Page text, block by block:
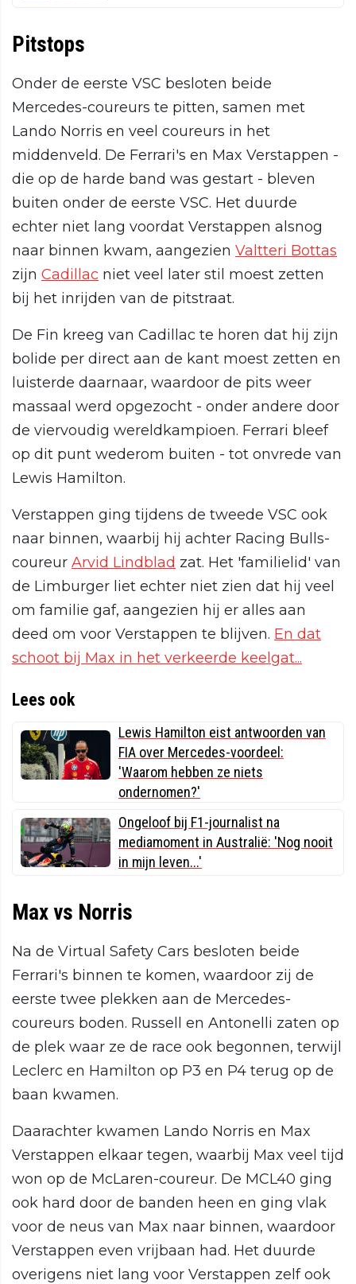
Pitstops
Onder de eerste VSC besloten beide
Mercedes-coureurs te pitten, samen met
Lando Norris en veel coureurs in het
middenveld. De Ferrari's en Max Verstappen -
die op de harde band was gestart - bleven
buiten onder de eerste VSC. Het duurde
echter niet lang voordat Verstappen alsnog
naar binnen kwam, aangezien Valtteri Bottas
zijn Cadillac niet veel later stil moest zetten
bij het inrijden van de pitstraat.
De Fin kreeg van Cadillac te horen dat hij zijn
bolide per direct aan de kant moest zetten en
luisterde daarnaar, waardoor de pits weer
massaal werd opgezocht - onder andere door
de viervoudig wereldkampioen. Ferrari bleef
op dit punt wederom buiten - tot onvrede van
Lewis Hamilton.
Verstappen ging tijdens de tweede VSC ook
naar binnen, waarbij hij achter Racing Bulls-
coureur Arvid Lindblad zat. Het 'familielid' van
de Limburger liet echter niet zien dat hij veel
om familie gaf, aangezien hij er alles aan
deed om voor Verstappen te blijven. En dat
schoot bij Max in het verkeerde keelgat...
Lees ook
Lewis Hamilton eist antwoorden van
FIA over Mercedes-voordeel:
'Waarom hebben ze niets
ondernomen?'
Ongeloof bij F1-journalist na
mediamoment in Australië: 'Nog nooit
in mijn leven...'
Max vs Norris
Na de Virtual Safety Cars besloten beide
Ferrari's binnen te komen, waardoor zij de
eerste twee plekken aan de Mercedes-
coureurs boden. Russell en Antonelli zaten op
de plek waar ze de race ook begonnen, terwijl
Leclerc en Hamilton op P3 en P4 terug op de
baan kwamen.
Daarachter kwamen Lando Norris en Max
Verstappen elkaar tegen, waarbij Max veel tijd
won op de McLaren-coureur. De MCL40 ging
ook hard door de banden heen en ging vlak
voor de neus van Max naar binnen, waardoor
Verstappen even vrijbaan had. Het duurde
overigens niet lang voor Verstappen zelf ook